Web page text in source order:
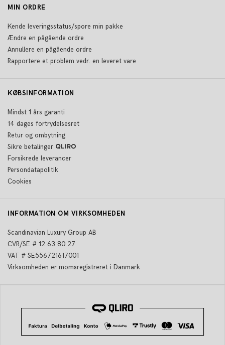
MIN ORDRE
Kende leveringsstatus/spore min pakke
Ændre en pågående ordre
Annullere en pågående ordre
Rapportere et problem vedr. en leveret vare
KØBSINFORMATION
Mindst 1 års garanti
14 dages fortrydelsesret
Retur og ombytning
Sikre betalinger
Forsikrede leverancer
Persondatapolitik
Cookies
INFORMATION OM VIRKSOMHEDEN
Scandinavian Luxury Group AB
CVR/SE # 12 63 80 27
VAT # SE556721617001
Virksomheden er momsregistreret i Danmark